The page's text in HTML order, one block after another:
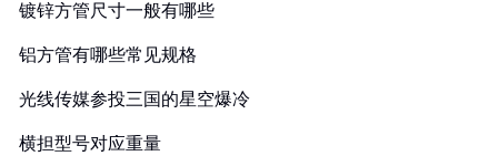
镀锌方管尺寸一般有哪些
铝方管有哪些常见规格
光线传媒参投三国的星空爆冷
横担型号对应重量